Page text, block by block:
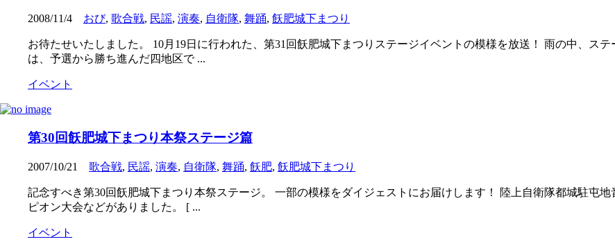
2008/11/4 おび, 歌合戦, 民謡, 演奏, 自衛隊, 舞踊, 飫肥城下まつり
お待たせいたしました。 10月19日に行われた、第31回飫肥城下まつりステージイベントの模様を放送！ 雨の中、ス
は、予選から勝ち進んだ四地区で ...
イベント
第30回飫肥城下まつり本祭ステージ篇
2007/10/21 歌合戦, 民謡, 演奏, 自衛隊, 舞踊, 飫肥, 飫肥城下まつり
記念すべき第30回飫肥城下まつり本祭ステージ。 一部の模様をダイジェストにお届けします！ 陸上自衛隊都城駐屯
ピオン大会などがありました。 [ ...
イベント